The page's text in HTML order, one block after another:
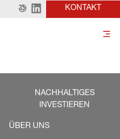
KONTAKT
NACHHALTIGES
INVESTIEREN
ÜBER UNS